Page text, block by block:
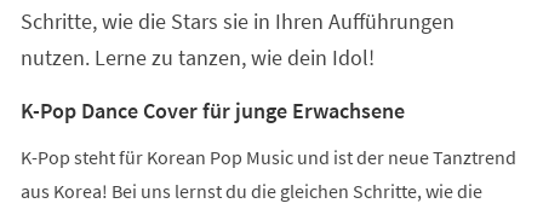
Schritte, wie die Stars sie in Ihren Aufführungen
nutzen. Lerne zu tanzen, wie dein Idol!
K-Pop Dance Cover für junge Erwachsene
K-Pop steht für Korean Pop Music und ist der neue Tanztrend
aus Korea! Bei uns lernst du die gleichen Schritte, wie die